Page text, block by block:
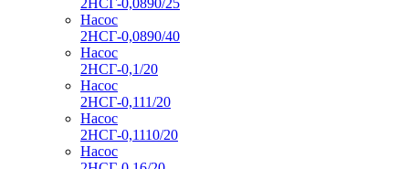
Насос
2НСГ-0,0890/40
Насос
2НСГ-0,1/20
Насос
2НСГ-0,111/20
Насос
2НСГ-0,1110/20
Насос